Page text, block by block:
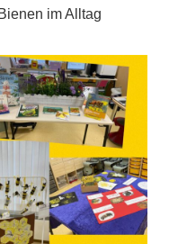
im Alltag